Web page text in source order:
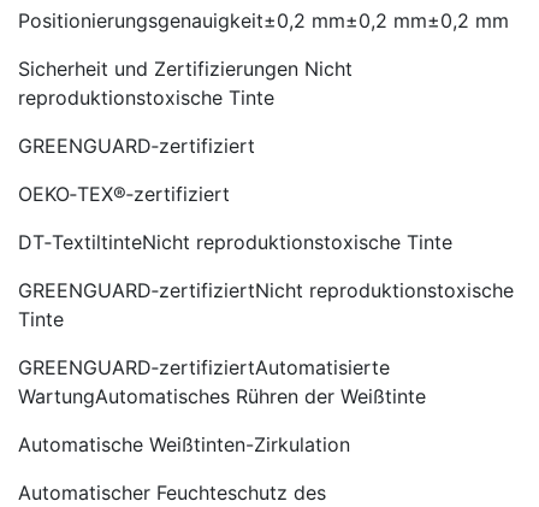
Positionierungsgenauigkeit±0,2 mm±0,2 mm±0,2 mm
Sicherheit und Zertifizierungen Nicht
reproduktionstoxische Tinte
GREENGUARD‑zertifiziert
OEKO‑TEX®‑zertifiziert
DT‑TextiltinteNicht reproduktionstoxische Tinte
GREENGUARD‑zertifiziertNicht reproduktionstoxische
Tinte
GREENGUARD‑zertifiziertAutomatisierte
WartungAutomatisches Rühren der Weißtinte
Automatische Weißtinten-Zirkulation
Automatischer Feuchteschutz des